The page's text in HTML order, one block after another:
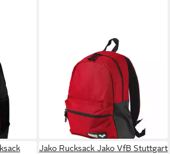
bei dir
Rucksack Arena Rucksack
Team 30L 002481
30,14 €
39,95 €
lieferbar - in 2-3 Werktagen bei dir
Jako Rucksack Jako VfB Stuttgart